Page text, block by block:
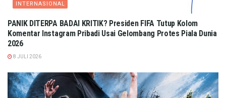
INTERNASIONAL
PANIK DITERPA BADAI KRITIK? Presiden FIFA Tutup Kolom
Komentar Instagram Pribadi Usai Gelombang Protes Piala Dunia
2026
8 JULI 2026